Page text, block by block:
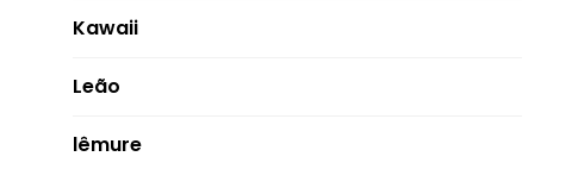
Kawaii
Leão
lêmure